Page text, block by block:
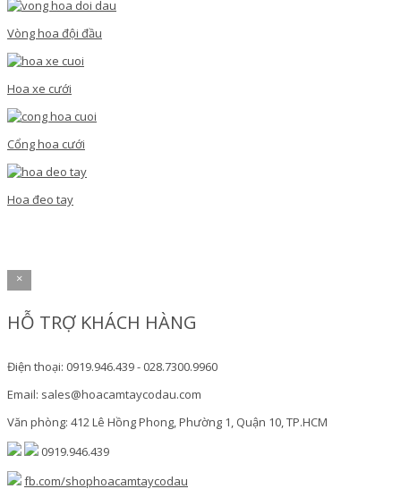
Vòng hoa đội đầu
Hoa xe cưới
Cổng hoa cưới
Hoa đeo tay
×
HỖ TRỢ KHÁCH HÀNG
Điện thoại: 0919.946.439 - 028.7300.9960
Email: sales@hoacamtaycodau.com
Văn phòng: 412 Lê Hồng Phong, Phường 1, Quận 10, TP.HCM
0919.946.439
fb.com/shophoacamtaycodau